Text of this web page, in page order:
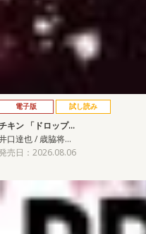
電子版 試し読み
キン 「ドロップ…
口達也 / 歳脇将…
売日：2026.08.06